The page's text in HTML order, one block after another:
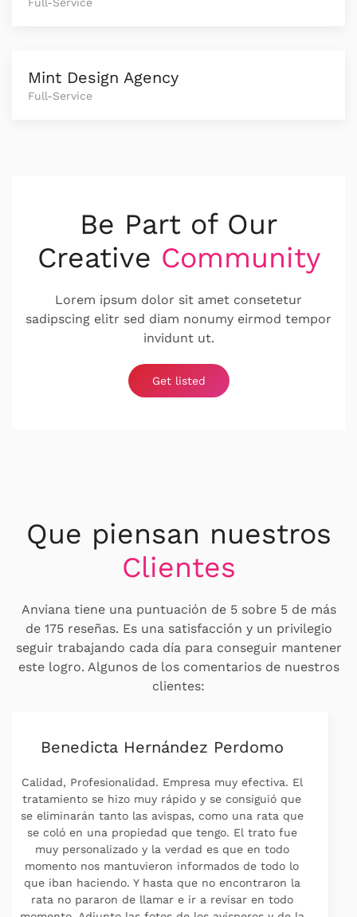
Mint Design Agency
Full-Service
Be Part of Our
Creative Community
Lorem ipsum dolor sit amet consetetur
sadipscing elitr sed diam nonumy eirmod tempor
invidunt ut.
Get listed
Que piensan nuestros
Clientes
Anviana tiene una puntuación de 5 sobre 5 de más
de 175 reseñas. Es una satisfacción y un privilegio
seguir trabajando cada día para conseguir mantener
este logro. Algunos de los comentarios de nuestros
clientes:
Pili Sanagustin
Capacidad de respuesta, Profesionalidad,
Puntualidad, Valor La mejor empresa que conozco,
llevo con ellos años ,ahora ya más bien para
prevenir contra hormigas y cucas. Al ser un
contrato anual cada vez que me hace falta les
llamó , cuadramos cita y vienen , son muy serios y
profesionales al 100 %. Los recomiendo sin duda.